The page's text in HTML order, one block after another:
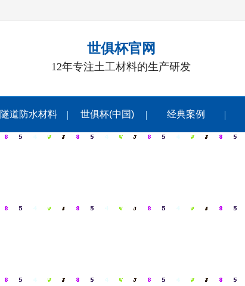
世俱杯官网
12年专注土工材料的生产研发
隧道防水材料 世俱杯(中国) 经典案例